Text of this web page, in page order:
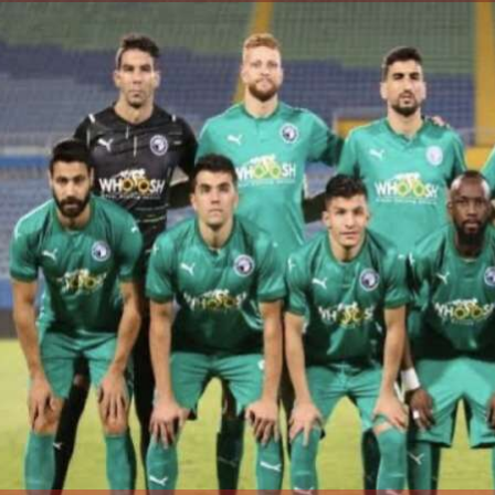
إلهام شرشر تكتب: دي مبقتش كورة..
دي سياسة
الكاتبة إلهام شرشر تهنئ الرئيس
السيسي بعيد ميلاده وتُشيد بجهوده
في بناء الدولة